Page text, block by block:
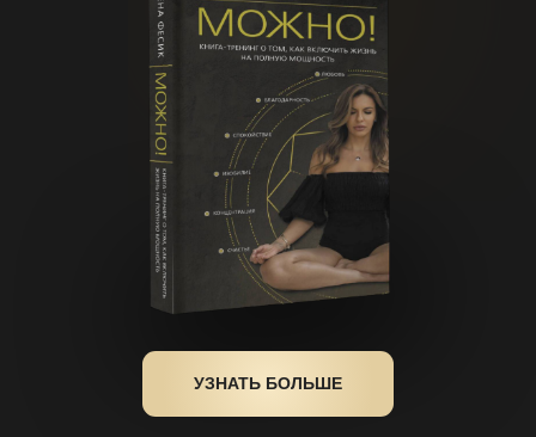
УЗНАТЬ БОЛЬШЕ